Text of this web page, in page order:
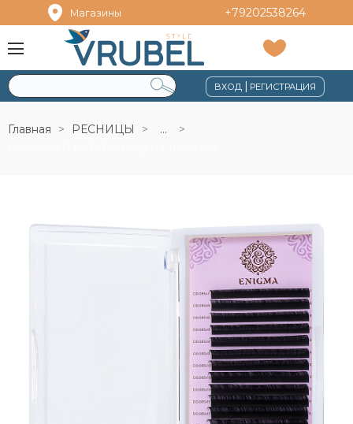
Магазины +79202538264
ВХОД |РЕГИСТРАЦИЯ
Главная РЕСНИЦЫ
...